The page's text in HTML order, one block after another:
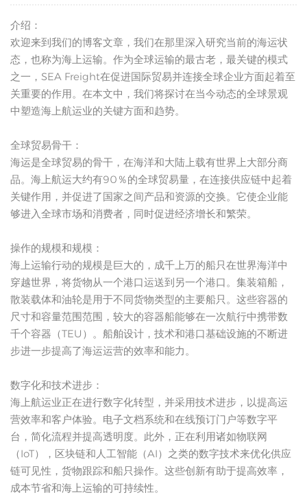
介绍：
欢迎来到我们的博客文章，我们在那里深入研究当前的海运状
态，也称为海上运输。作为全球运输的最古老，最关键的模式
之一，SEA Freight在促进国际贸易并连接全球企业方面起着至
关重要的作用。在本文中，我们将探讨在当今动态的全球景观
中塑造海上航运业的关键方面和趋势。
全球贸易骨干：
海运是全球贸易的骨干，在海洋和大陆上载有世界上大部分商
品。海上航运大约有90％的全球贸易量，在连接供应链中起着
关键作用，并促进了国家之间产品和资源的交换。它使企业能
够进入全球市场和消费者，同时促进经济增长和繁荣。
操作的规模和规模：
海上运输行动的规模是巨大的，成千上万的船只在世界海洋中
穿越世界，将货物从一个港口运送到另一个港口。集装箱船，
散装载体和油轮是用于不同货物类型的主要船只。这些容器的
尺寸和容量范围范围，较大的容器船能够在一次航行中携带数
千个容器（TEU）。船舶设计，技术和港口基础设施的不断进
步进一步提高了海运运营的效率和能力。
数字化和技术进步：
海上航运业正在进行数字化转型，并采用技术进步，以提高运
营效率和客户体验。电子文档系统和在线预订门户等数字平
台，简化流程并提高透明度。此外，正在利用诸如物联网
（IoT），区块链和人工智能（AI）之类的数字技术来优化供应
链可见性，货物跟踪和船只操作。这些创新有助于提高效率，
成本节省和海上运输的可持续性。